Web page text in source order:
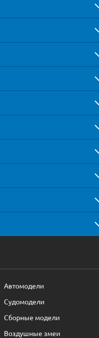
Автомодели
Судомодели
Сборные модели
Воздушные змеи